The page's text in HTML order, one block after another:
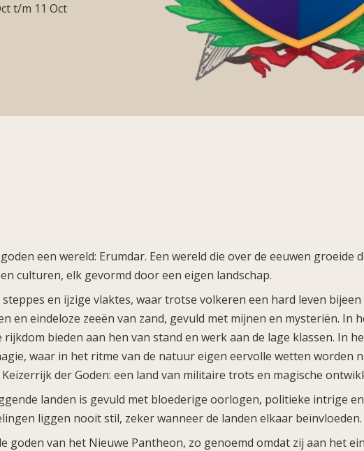
t/m 11 Oct
een wereld: Erumdar. Een wereld die over de eeuwen groeide
culturen, elk gevormd door een eigen landschap.
en ijzige vlaktes, waar trotse volkeren een hard leven bijeen
en eindeloze zeeën van zand, gevuld met mijnen en mysteriën. In
bieden aan hen van stand en werk aan de lage klassen. In
waar in het ritme van de natuur eigen eervolle wetten worden
der Goden: een land van militaire trots en magische
landen is gevuld met bloederige oorlogen, politieke intrige
liggen nooit stil, zeker wanneer de landen elkaar beïnvloeden.
goden van het Nieuwe Pantheon, zo genoemd omdat zij aan het